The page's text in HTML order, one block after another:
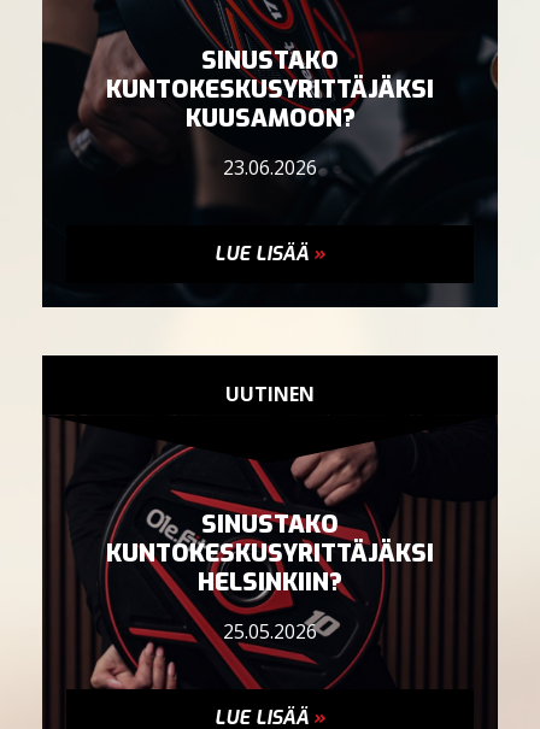
SINUSTAKO
KUNTOKESKUSYRITTÄJÄKSI
KUUSAMOON?
23.06.2026
LUE LISÄÄ »
UUTINEN
SINUSTAKO
KUNTOKESKUSYRITTÄJÄKSI
HELSINKIIN?
25.05.2026
LUE LISÄÄ »